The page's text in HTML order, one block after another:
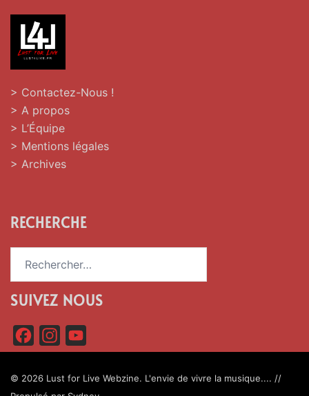
> Contactez-Nous !
> A propos
> L’Équipe
> Mentions légales
> Archives
RECHERCHE
SUIVEZ NOUS
a
c
n
s
o
u
© 2026 Lust for Live Webzine. L'envie de vivre la musique.... //